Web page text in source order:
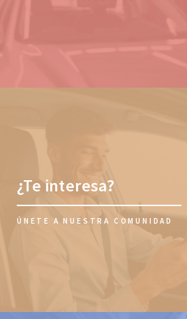
¿Te interesa?
ÚNETE A NUESTRA COMUNIDAD